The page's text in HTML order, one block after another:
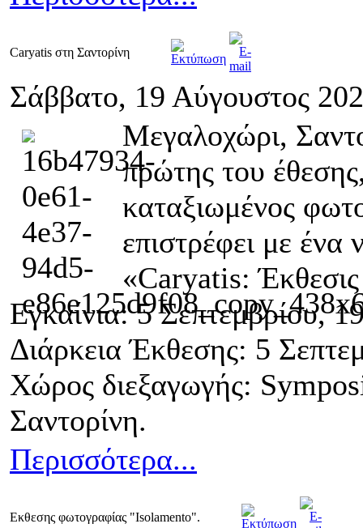
Caryatis στη Σαντορίνη
Σάββατο, 19 Αύγουστος
Μεγαλοχώρι,
πρώτης του
καταξιωμένος
επιστρέφει με ένα
«Caryatis:
Εγκαίνια: 5 Σεπτεμβρίου,
Διάρκεια Έκθεσης: 5
Χώρος διεξαγωγής:
Σαντορίνη.
Περισσότερα...
Εκθεσης φωτογραφίας "Isolamento".